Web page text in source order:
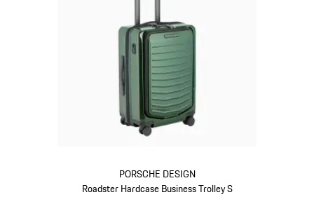
PORSCHE DESIGN
Roadster Hardcase Business Trolley S